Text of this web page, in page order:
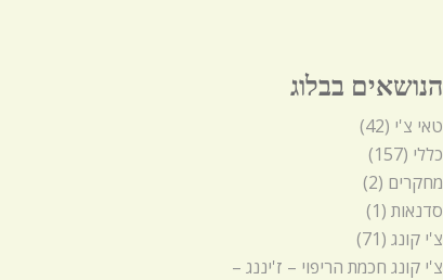
הנושאים בבלוג
טאי צ'י (42)
כללי (157)
מחקרים (2)
סדנאות (1)
צ'י קונג (71)
צ'י קונג חכמת הריפוי – ז'יננג –